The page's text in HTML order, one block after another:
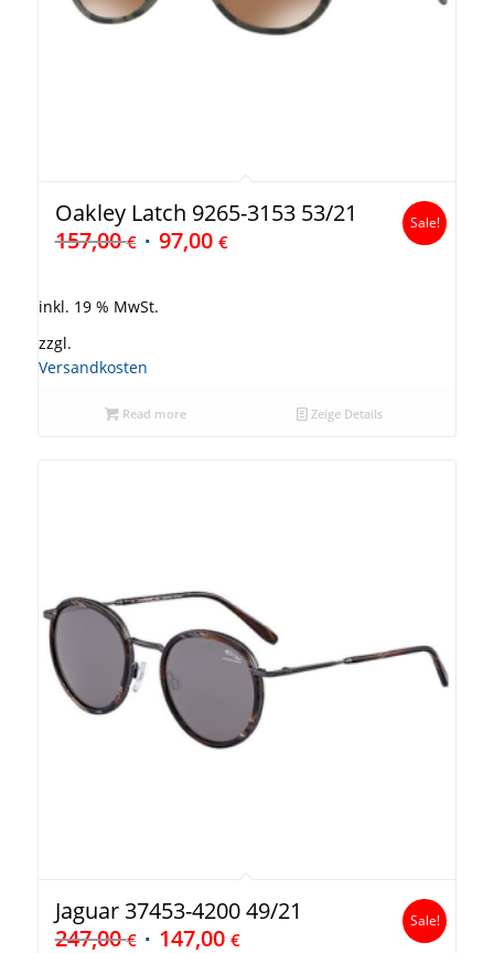
Oakley Latch 9265-3153 53/21
157,00€ 97,00 €
Sale!
inkl. 19 % MwSt.
zzgl.
Versandkosten
Read more Zeige Details
Jaguar 37453-4200 49/21
247,00€ 147,00 €
Sale!